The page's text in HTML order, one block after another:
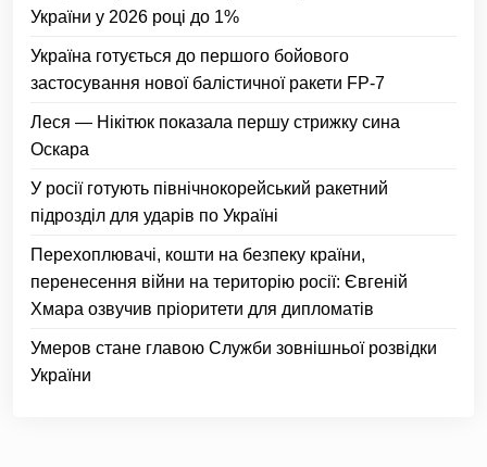
України у 2026 році до 1%
Україна готується до першого бойового
застосування нової балістичної ракети FP-7
Леся — Нікітюк показала першу стрижку сина
Оскара
У росії готують північнокорейський ракетний
підрозділ для ударів по Україні
Перехоплювачі, кошти на безпеку країни,
перенесення війни на територію росії: Євгеній
Хмара озвучив пріоритети для дипломатів
Умеров стане главою Служби зовнішньої розвідки
України